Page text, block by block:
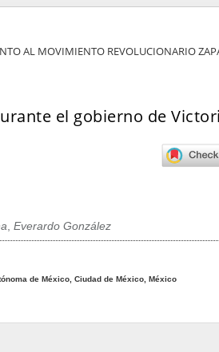
AL MOVIMIENTO REVOLUCIONARIO
el gobierno de
, Everardo González
de México, Ciudad de México, México